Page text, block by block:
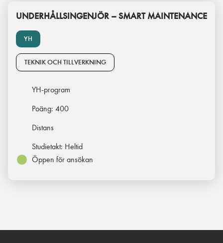
YH
UNDERHÅLLSINGENJÖR – SMART MAINTENANCE
TEKNIK OCH TILLVERKNING
YH-program
Poäng: 400
Distans
Studietakt: Heltid
Öppen för ansökan